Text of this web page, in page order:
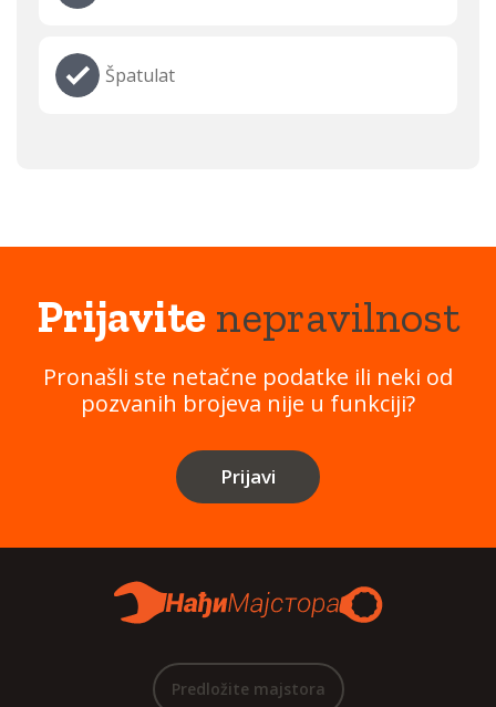
Špatulat
Prijavitenepravilnost
Pronašli ste netačne podatke ili neki od
pozvanih brojeva nije u funkciji?
Prijavi
Predložite majstora